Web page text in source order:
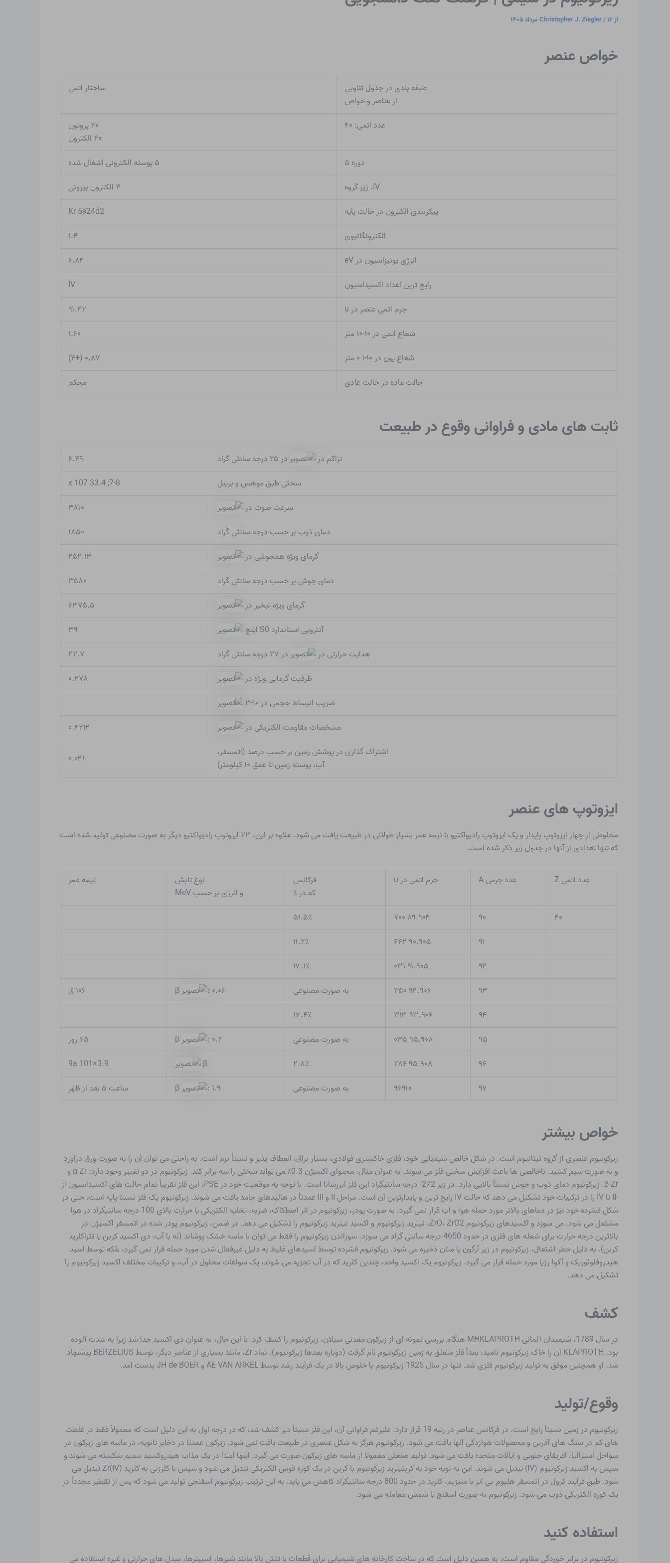
از Christopher J. Ziegler/۱۲ مرداد ۱۴۰۵
خواص عنصر
طبقه بندی در جدول تناوبی
از عناصر و خواص
ساختار اتمی
عدد اتمی: ۴۰
۴۰ پروتون
۴۰ الکترون
دوره ۵
۵ پوسته الکترونی اشغال شده
IV. زیر گروه
۴ الکترون بیرونی
پیکربندی الکترون در حالت پایه
Kr 5s24d2
الکترونگاتیوی
۱.۴
انرژی یونیزاسیون در eV
۶.۸۴
رایج ترین اعداد اکسیداسیون
IV
جرم اتمی عنصر در u
۹۱.۲۲
شعاع اتمی در ۱۰-۱۰ متر
۱.۶۰
شعاع یون در ۱۰-۱ ۰ متر
۰.۸۷ (+۴)
حالت ماده در حالت عادی
محکم
ثابت های مادی و فراوانی وقوع در طبیعت
تراکم در در ۲۵ درجه سانتی گراد
۶.۴۹
سختی طبق موهس و برینل
7-8; 33.4 x 107
سرعت صوت در
۳۸۱۰
دمای ذوب بر حسب درجه سانتی گراد
۱۸۵۰
گرمای ویژه همجوشی در
۲۵۲.۱۳
دمای جوش بر حسب درجه سانتی گراد
۳۵۸۰
گرمای ویژه تبخیر در
۶۳۷۵.۵
آنتروپی استاندارد S0 اینچ
۳۹
هدایت حرارتی در
در ۲۷ درجه سانتی گراد
۲۲.۷
ظرفیت گرمایی ویژه در
۰.۲۷۸
ضریب انبساط حجمی در ۱۰-۳
مشخصات مقاومت الکتریکی در
۰.۴۲۱۲
اشتراک گذاری در پوشش زمین بر حسب درصد (اتمسفر،
آب، پوسته زمین تا عمق ۱۰ کیلومتر)
۰.۰۲۱
ایزوتوپ های عنصر
مخلوطی از چهار ایزوتوپ پایدار و یک ایزوتوپ رادیواکتیو با نیمه عمر بسیار طولانی در طبیعت یافت می شود. علاوه بر این، ۲۳ ایزوتوپ رادیواکتیو دیگر به صورت مصنوعی تولید شده است
که تنها تعدادی از آنها در جدول زیر ذکر شده است.
عدد اتمی Z عدد جرمی A جرم اتمی در u
فرکانس
که در ٪
نوع تابش
و انرژی بر حسب MeV
نیمه عمر
۴۰ ۹۰ ۸۹.۹۰۴ ۷۰۰
۵۱.۵٪
۹۱
۹۰.۹۰۵ ۶۴۲
۱۱.۲٪
۹۲
۹۱.۹۰۵ ۰۳۱
۱۷.۱٪
۹۳
۹۲.۹۰۶ ۴۵۰ به صورت مصنوعی β : ۰.۰۶
۱۰۶ ق
۹۴
۹۳.۹۰۶ ۳۱۳
۱۷.۴٪
۹۵
۹۵.۹۰۸ ۰۳۵ به صورت مصنوعی β : ۰.۴
۶۵ روز
۹۶
۹۵.۹۰۸ ۲۸۶ ۲.۸٪ β
3.9×101 9a
۹۷
۹۶۹۱۰ به صورت مصنوعی β : ۱.۹ ساعت ۵ بعد از ظهر
خواص بیشتر
زیرکونیوم عنصری از گروه تیتانیوم است. در شکل خالص شیمیایی خود، فلزی خاکستری فولادی، بسیار براق، انعطاف پذیر و نسبتاً نرم است. به راحتی می توان آن را به صورت ورق درآورد
و به صورت سیم کشید. ناخالصی ها باعث افزایش سختی فلز می شوند. به عنوان مثال، محتوای اکسیژن 0.3٪ می تواند سختی را سه برابر کند. زیرکونیوم در دو تغییر وجود دارد: α-Zr و
β-Zr. زیرکونیوم دمای ذوب و جوش نسبتاً بالایی دارد. در زیر 272- درجه سانتیگراد این فلز ابررسانا است. با توجه به موقعیت خود در PSE، این فلز تقریباً تمام حالت های اکسیداسیون از
-II تا IV را در ترکیبات خود تشکیل می دهد که حالت IV رایج ترین و پایدارترین آن است. مراحل II و III عمدتاً در هالیدهای جامد یافت می شوند. زیرکونیوم یک فلز نسبتا پایه است. حتی در
شکل فشرده خود نیز در دماهای بالاتر مورد حمله هوا و آب قرار نمی گیرد. به صورت پودر، زیرکونیوم در اثر اصطکاک، ضربه، تخلیه الکتریکی یا حرارت بالای 100 درجه سانتیگراد در هوا
مشتعل می شود. می سوزد و اکسیدهای زیرکونیوم ZrO، ZrO2، نیترید زیرکونیوم و اکسید نیترید زیرکونیوم را تشکیل می دهد. در ضمن، زیرکونیوم پودر شده در اتمسفر اکسیژن در
بالاترین درجه حرارت برای شعله های فلزی در حدود 4650 درجه سانتی گراد می سوزد. سوزاندن زیرکونیوم را فقط می توان با ماسه خشک پوشاند (نه با آب، دی اکسید کربن یا تتراکلرید
کربن). به دلیل خطر اشتعال، زیرکونیوم در زیر آرگون یا متان ذخیره می شود. زیرکونیوم فشرده توسط اسیدهای غلیظ به دلیل غیرفعال شدن مورد حمله قرار نمی گیرد، بلکه توسط اسید
هیدروفلوئوریک و آکوا رژیا مورد حمله قرار می گیرد. زیرکونیوم یک اکسید واحد، چندین کلرید که در آب تجزیه می شوند، یک سولفات محلول در آب، و ترکیبات مختلف اکسید زیرکونیوم را
تشکیل می دهد.
کشف
در سال 1789، شیمیدان آلمانی MHKLAPROTH هنگام بررسی نمونه ای از زیرکون معدنی سیلان، زیرکونیوم را کشف کرد. با این حال، به عنوان دی اکسید جدا شد زیرا به شدت آلوده
بود. KLAPROTH آن را خاک زیرکونیوم نامید، بعداً فلز متعلق به زمین زیرکونیوم نام گرفت (دوباره بعدها زیرکونیوم). نماد Zr، مانند بسیاری از عناصر دیگر، توسط BERZELIUS پیشنهاد
شد. او همچنین موفق به تولید زیرکونیوم فلزی شد. تنها در سال 1925 زیرکونیوم با خلوص بالا در یک فرآیند رشد توسط AE VAN ARKEL و JH de BOER بدست آمد.
وقوع/تولید
زیرکونیوم در زمین نسبتاً رایج است. در فرکانس عناصر در رتبه 19 قرار دارد. علیرغم فراوانی آن، این فلز نسبتاً دیر کشف شد، که در درجه اول به این دلیل است که معمولاً فقط در غلظت
های کم در سنگ های آذرین و محصولات هوازدگی آنها یافت می شود. زیرکونیوم هرگز به شکل عنصری در طبیعت یافت نمی شود. زیرکون عمدتا در ذخایر ثانویه، در ماسه های زیرکون در
سواحل استرالیا، آفریقای جنوبی و ایالات متحده یافت می شود. تولید صنعتی معمولا از ماسه های زیرکون صورت می گیرد. اینها ابتدا در یک مذاب هیدروکسید سدیم شکسته می شوند و
سپس به اکسید زیرکونیوم (IV) تبدیل می شوند. این به نوبه خود به کربنیترید زیرکونیوم با کربن در یک کوره قوس الکتریکی تبدیل می شود و سپس با کلرزنی به کلرید Zr(IV) تبدیل می
شود. طبق فرآیند کرول در اتمسفر هلیوم بی اثر با منیزیم، کلرید در حدود 800 درجه سانتیگراد کاهش می یابد. به این ترتیب زیرکونیوم اسفنجی تولید می شود که پس از تقطیر مجدداً در
یک کوره الکتریکی ذوب می شود. زیرکونیوم به صورت اسفنج یا شمش معامله می شود.
استفاده کنید
زیرکونیوم در برابر خوردگی مقاوم است، به همین دلیل است که در ساخت کارخانه های شیمیایی برای قطعات با تنش بالا مانند شیرها، اسپینرها، مبدل های حرارتی و غیره استفاده می